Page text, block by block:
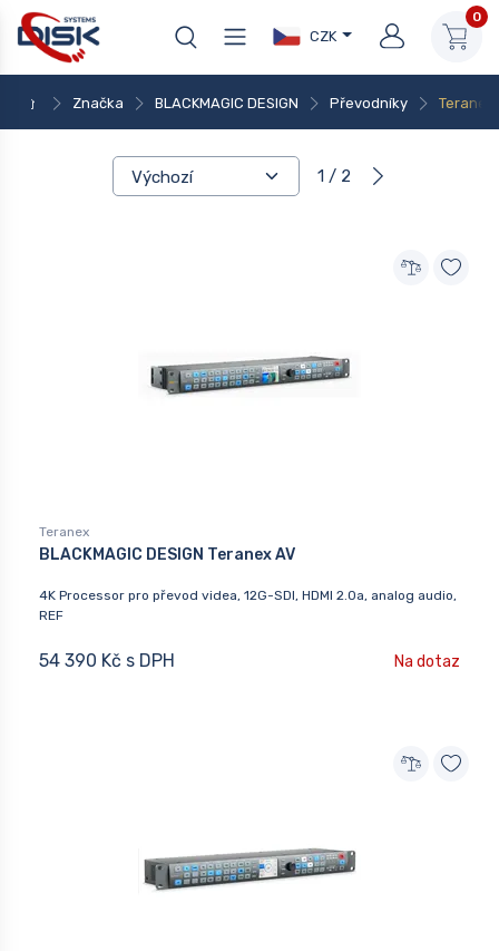
CZK
0
Značka BLACKMAGIC DESIGN Převodníky Teranex
1 / 2
Teranex
BLACKMAGIC DESIGN Teranex AV
4K Processor pro převod videa, 12G-SDI, HDMI 2.0a, analog audio,
REF
54 390 Kč s DPH Na dotaz